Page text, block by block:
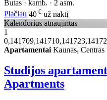
Butas · kamb. · 2 asm.
Plačiau 40 € už naktį
Kalendorius atnaujintas
1
Apartamentai Kaunas, Centras
Studijos
Apartments